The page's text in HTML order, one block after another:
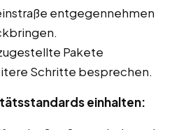
entgegennehmen
Pakete
Schritte besprechen.
einhalten: